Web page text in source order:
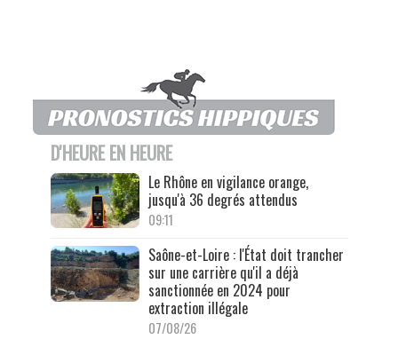
D'HEURE EN HEURE
Le Rhône en vigilance orange,
jusqu'à 36 degrés attendus
09:11
Saône-et-Loire : l'État doit trancher
sur une carrière qu'il a déjà
sanctionnée en 2024 pour
extraction illégale
07/08/26